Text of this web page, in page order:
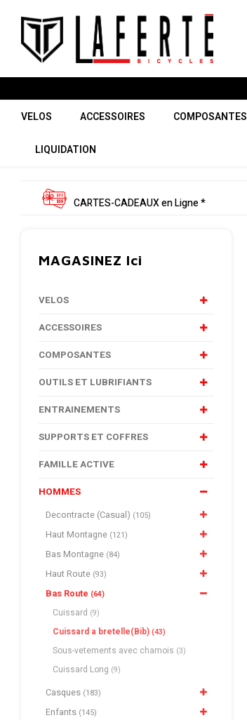
VELOS ACCESSOIRES COMPOSANTES
LIQUIDATION
CARTES-CADEAUX en Ligne *
MAGASINEZ Ici
VELOS
ACCESSOIRES
COMPOSANTES
OUTILS ET LUBRIFIANTS
ENTRAINEMENTS
SUPPORTS ET COFFRES
FAMILLE ACTIVE
HOMMES
Decontracte (Casual) (105)
Haut Montagne (121)
Bas Montagne (84)
Haut Route (93)
Bas Route (64)
Cuissard (9)
Cuissard a bretelle(Bib) (43)
Sous-vetements avec chamois (3)
Cuissard Long (9)
Casques (183)
Enfants (145)